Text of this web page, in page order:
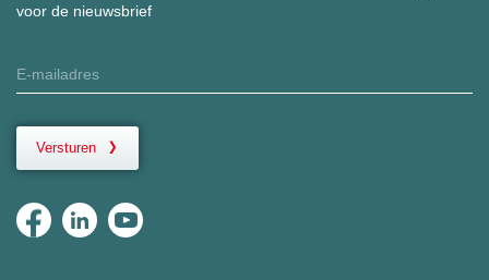
voor de nieuwsbrief
Versturen